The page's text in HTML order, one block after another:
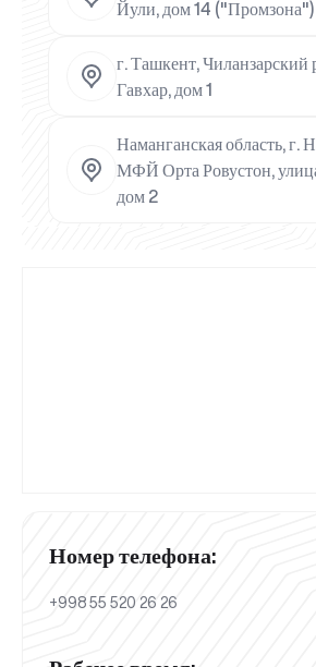
Йули, дом 14 ("Промзона")
г. Ташкент, Чиланзарский
Гавхар, дом 1
Наманганская область, г.
МФЙ Орта Ровустон,
дом 2
Номер телефона:
+998 55 520 26 26